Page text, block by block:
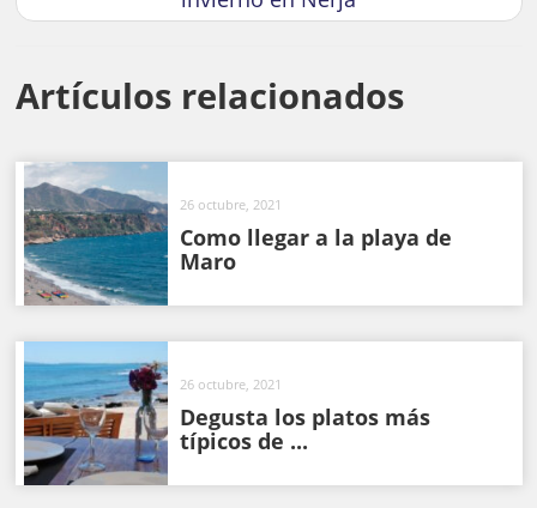
Artículos relacionados
26 octubre, 2021
Como llegar a la playa de
Maro
26 octubre, 2021
Degusta los platos más
típicos de ...